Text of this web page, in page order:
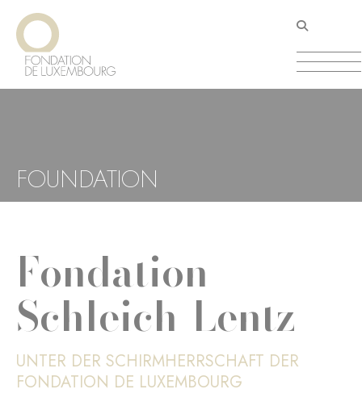
Direkt
zum
Inhalt
FOUNDATION
Fondation
Schleich-Lentz
UNTER DER SCHIRMHERRSCHAFT DER
FONDATION DE LUXEMBOURG
Cookie-Einstellungen